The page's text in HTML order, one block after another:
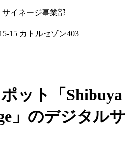
イネージ事業部
15 カトルセゾン403
ット「Shibuya
」のデジタルサ